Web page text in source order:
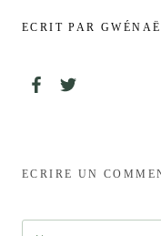
ECRIT PAR
ECRIRE UN